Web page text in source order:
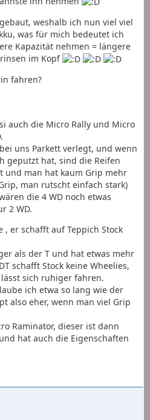
weshalb ich nun viel viel
was für mich bedeutet ich
Kapazität nehmen = längere
im Kopf
fahren?
auch die Micro Rally und Micro
uns Parkett verlegt, und wenn
geputzt hat, sind die Reifen
und man hat kaum Grip mehr
man rutscht einfach stark)
die 4 WD noch etwas
2 WD.
, er schafft auf Teppich Stock
als der T und hat etwas mehr
schafft Stock keine Wheelies,
sich ruhiger fahren.
ich etwa so lang wie der
also eher, wenn man viel Grip
Raminator, dieser ist dann
hat auch die Eigenschaften